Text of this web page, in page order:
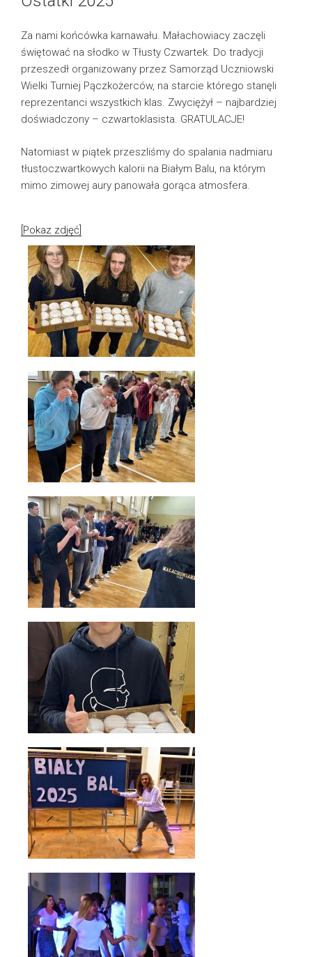
Za nami końcówka karnawału. Małachowiacy zaczęli
świętować na słodko w Tłusty Czwartek. Do tradycji
przeszedł organizowany przez Samorząd Uczniowski
Wielki Turniej Pączkożerców, na starcie którego stanęli
reprezentanci wszystkich klas. Zwyciężył – najbardziej
doświadczony – czwartoklasista. GRATULACJE!
Natomiast w piątek przeszliśmy do spalania nadmiaru
tłustoczwartkowych kalorii na Białym Balu, na którym
mimo zimowej aury panowała gorąca atmosfera.
[Pokaz zdjęć]